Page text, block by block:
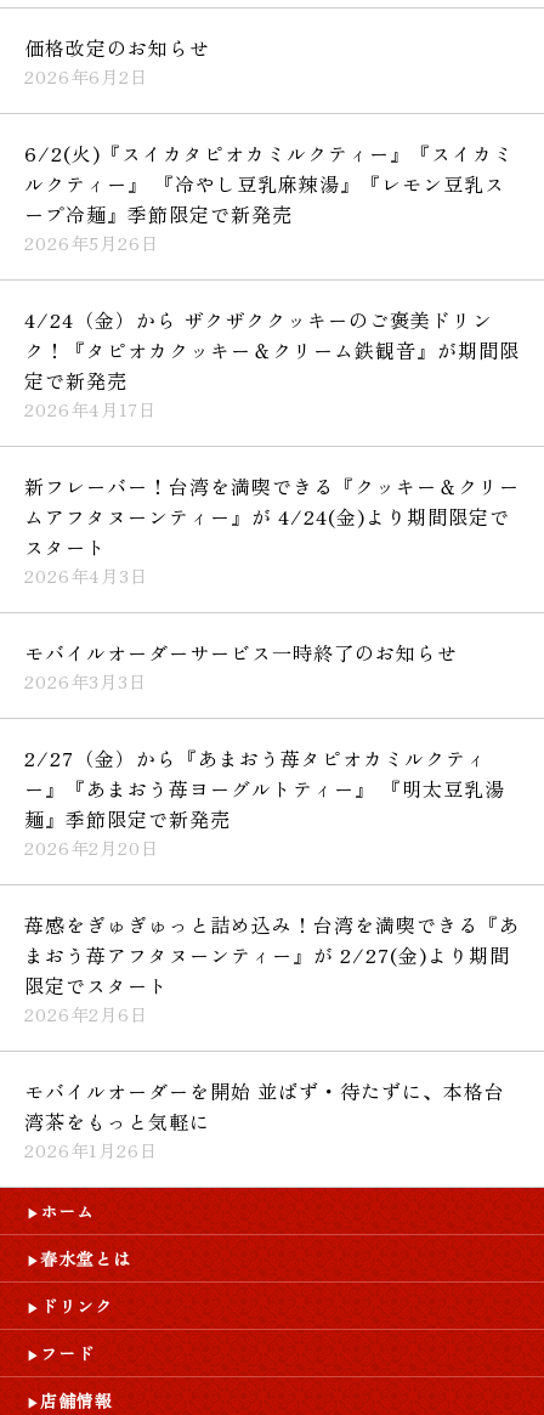
価格改定のお知らせ
2026年6月2日
6/2(火)『スイカタピオカミルクティー』『スイカミ
ルクティー』 『冷やし豆乳麻辣湯』『レモン豆乳ス
ープ冷麺』季節限定で新発売
2026年5月26日
4/24（金）から ザクザククッキーのご褒美ドリン
ク！『タピオカクッキー＆クリーム鉄観音』が期間限
定で新発売
2026年4月17日
新フレーバー！台湾を満喫できる『クッキー＆クリー
ムアフタヌーンティー』が 4/24(金)より期間限定で
スタート
2026年4月3日
モバイルオーダーサービス一時終了のお知らせ
2026年3月3日
2/27（金）から『あまおう苺タピオカミルクティ
ー』『あまおう苺ヨーグルトティー』 『明太豆乳湯
麺』季節限定で新発売
2026年2月20日
苺感をぎゅぎゅっと詰め込み！台湾を満喫できる『あ
まおう苺アフタヌーンティー』が 2/27(金)より期間
限定でスタート
2026年2月6日
モバイルオーダーを開始 並ばず・待たずに、本格台
湾茶をもっと気軽に
2026年1月26日
ホーム
春水堂とは
ドリンク
フード
店舗情報